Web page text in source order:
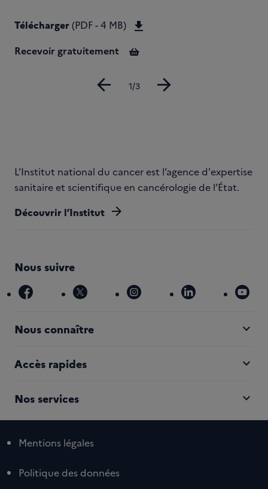
Télécharger(PDF - 4 MB)
Recevoir gratuitement
arrow_back arrow_forward
Diapositive
1/3
L'Institut national du cancer est l’agence d'expertise
sanitaire et scientifique en cancérologie de l’État.
Découvrir l’Institut arrow_forward
Nous suivre
facebook x instagram linkedin
Nous connaître expand_more
Accès rapides expand_more
Nos services expand_more
Mentions légales
Politique des données